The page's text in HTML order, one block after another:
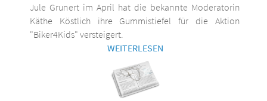
Jule Grunert im April hat die bekannte Moderatorin
Käthe Köstlich ihre Gummistiefel für die Aktion
"Biker4Kids" versteigert.
WEITERLESEN